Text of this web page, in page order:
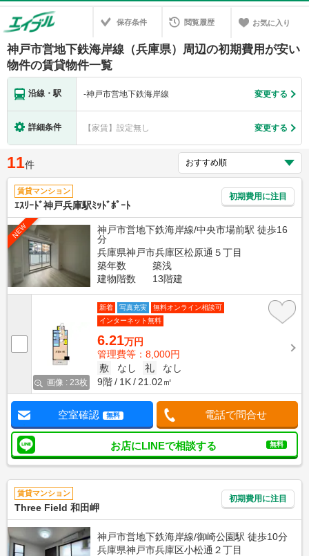
保存条件 閲覧履歴 お気に入り
神戸市営地下鉄海岸線（兵庫県）周辺の初期費用が安い
物件の賃貸物件一覧
沿線・駅 -神戸市営地下鉄海岸線 変更する
詳細条件 【家賃】設定無し 変更する
11件
賃貸マンション
ｴｽﾘｰﾄﾞ神戸兵庫駅ﾐｯﾄﾞﾎﾟｰﾄ
初期費用に注目
NEW
神戸市営地下鉄海岸線/中央市場前駅 徒歩16
分
兵庫県神戸市兵庫区松原通５丁目
築年数
築浅
建物階数
13階建
画像 : 23枚
新着 写真充実
無料オンライン相談可
インターネット無料
6.21万円
管理費等：8,000円
敷
なし 礼
なし
9階
1K 21.02㎡
空室確認 無料 電話で問合せ
お店にLINEで相談する 無料
賃貸マンション
Three Field 和田岬
初期費用に注目
神戸市営地下鉄海岸線/御崎公園駅 徒歩10分
兵庫県神戸市兵庫区小松通２丁目